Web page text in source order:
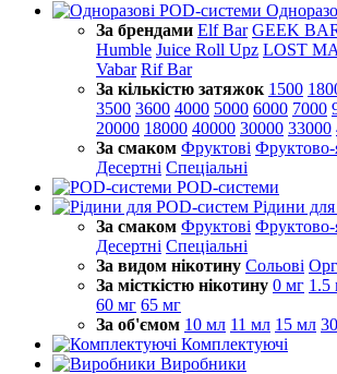
За брендами Elf Bar GEEK
Humble Juice Roll Upz LOST
Vabar Rif Bar
За кількістю затяжок 1500
3500 3600 4000 5000 6000 7000
20000 18000 40000 30000 33000
За смаком Фруктові Фруктово-
Десертні Спеціальні
POD-системи
Рідини
За смаком Фруктові Фруктово-
Десертні Спеціальні
За видом нікотину Сольові
За місткістю нікотину 0 мг 1.5
60 мг 65 мг
За об'ємом 10 мл 11 мл 15 мл
Комплектуючі
Виробники